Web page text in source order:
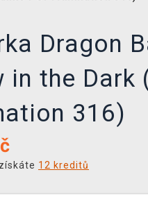
Dragon
in the Dark
316)
12 kreditů